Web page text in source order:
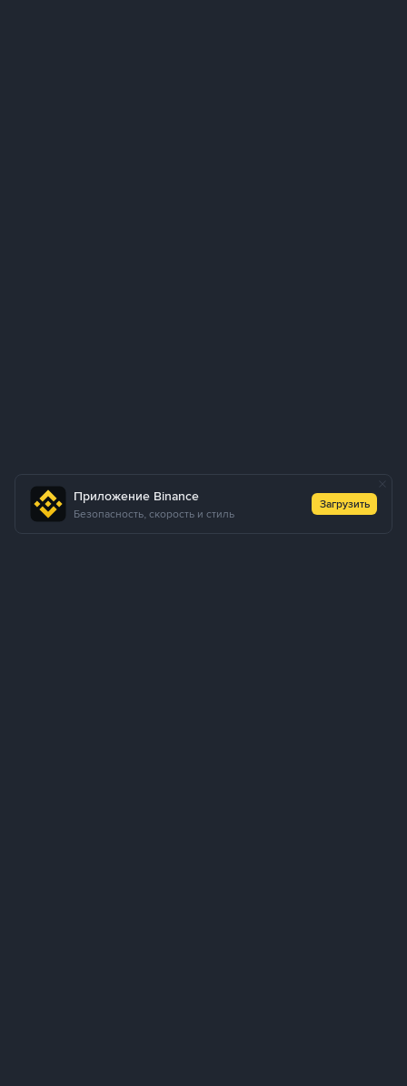
Приложение Binance
Безопасность, скорость и стиль
Загрузить